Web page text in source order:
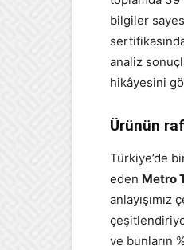
bilgiler
analiz
hikâyesini
Ürünün
Türkiye’de
eden Metro
ve bunların